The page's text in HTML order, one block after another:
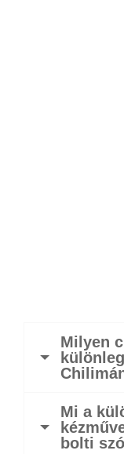
Milyen
Mi a
bolti